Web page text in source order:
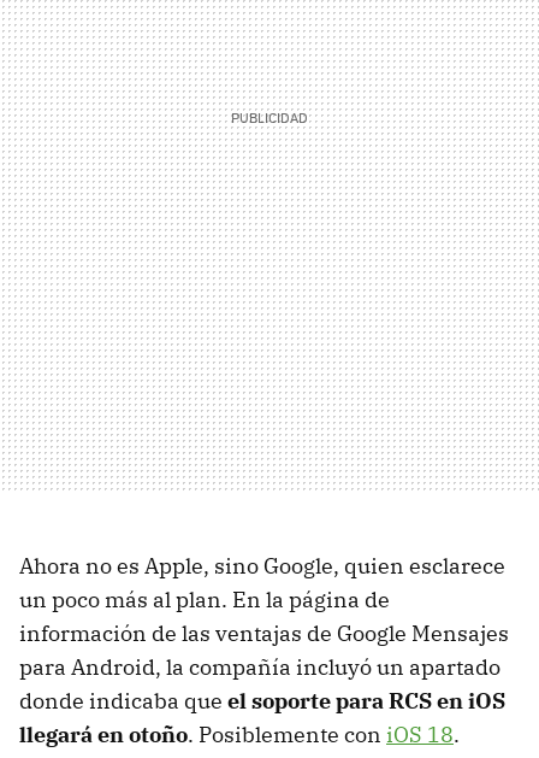
Ahora no es Apple, sino Google, quien esclarece
un poco más al plan. En la página de
información de las ventajas de Google Mensajes
para Android, la compañía incluyó un apartado
donde indicaba que el soporte para RCS en iOS
llegará en otoño. Posiblemente con iOS 18.